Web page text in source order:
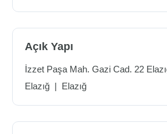
Açık Yapı
İzzet Paşa Mah. Gazi Cad. 22
Elazığ | Elazığ